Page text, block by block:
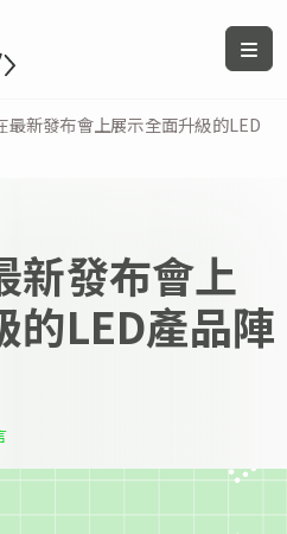
最新發布會上展示全面升級的LED
新發布會上
的LED產品陣